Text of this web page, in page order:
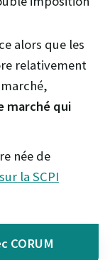
alors que les
relativement
marché qui
née de
la SCPI
CORUM